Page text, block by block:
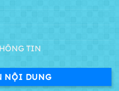
TIN
NỘI DUNG